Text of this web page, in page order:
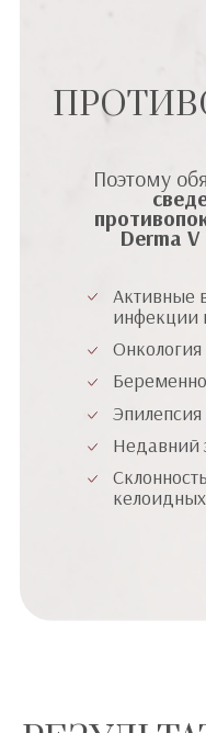
Поэтому
Derma V
Активные
инфекции
Онкология
Недавний
Эпилепсия